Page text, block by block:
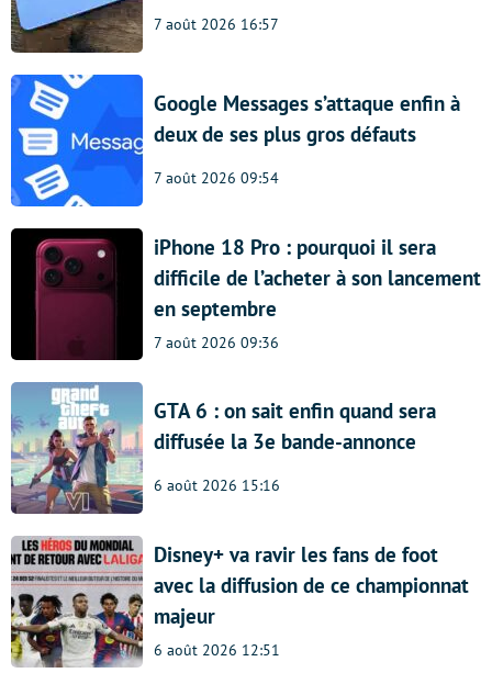
7 août 2026 16:57
Google Messages s’attaque enfin à
deux de ses plus gros défauts
7 août 2026 09:54
iPhone 18 Pro : pourquoi il sera
difficile de l’acheter à son lancement
en septembre
7 août 2026 09:36
GTA 6 : on sait enfin quand sera
diffusée la 3e bande-annonce
6 août 2026 15:16
Disney+ va ravir les fans de foot
avec la diffusion de ce championnat
majeur
6 août 2026 12:51